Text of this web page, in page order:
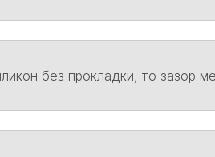
без прокладки, то зазор